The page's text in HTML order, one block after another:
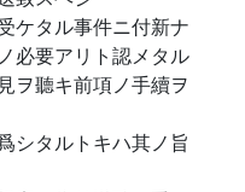
ケタル事件ニ付新ナ
必要アリト認メタル
ヲ聽キ前項ノ手續ヲ
シタルトキハ其ノ旨